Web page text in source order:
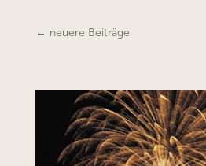
← neuere Beiträge